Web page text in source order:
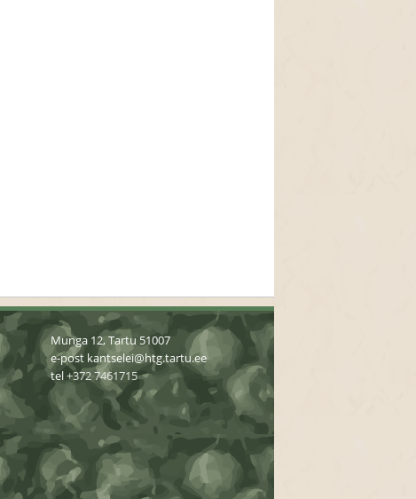
Munga 12, Tartu 51007
e-post kantselei@htg.tartu.ee
tel+372 7461715